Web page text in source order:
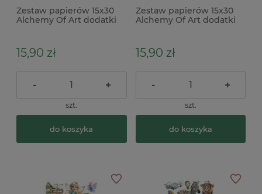
Zestaw papierów 15x30
Alchemy Of Art dodatki
15,90 zł
- +
szt.
do koszyka
Zestaw papierów 15x30
Alchemy Of Art dodatki
15,90 zł
- +
szt.
do koszyka